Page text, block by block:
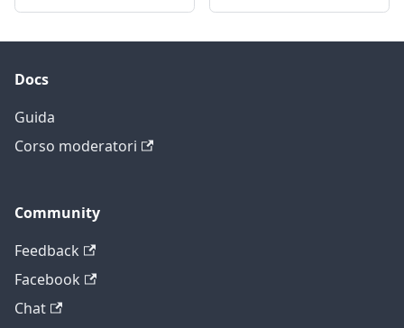
Docs
Guida
Corso moderatori
Community
Feedback
Facebook
Chat